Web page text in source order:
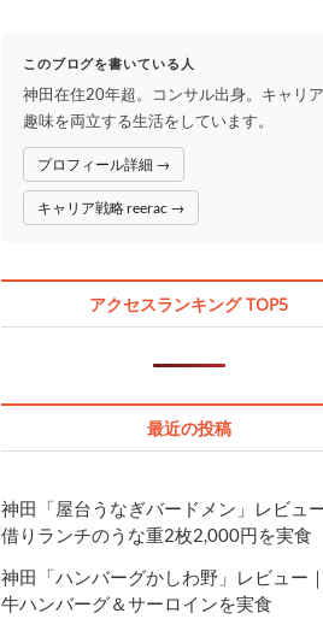
このブログを書いている人
神田在住20年超。コンサル出身。キャリ
趣味を両立する生活をしています。
プロフィール詳細 →
キャリア戦略 reerac →
アクセスランキング TOP5
最近の投稿
神田「屋台うなぎバードメン」レビュ
借りランチのうな重2枚2,000円を実食
神田「ハンバーグかしわ野」レビュー
牛ハンバーグ＆サーロインを実食